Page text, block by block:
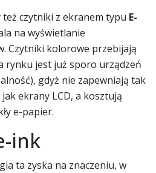
też czytniki z ekranem typu E-
na wyświetlanie
Czytniki kolorowe przebijają
rynku jest już sporo urządzeń
gdyż nie zapewniają tak
ekrany LCD, a kosztują
e-papier.
ink
ta zyska na znaczeniu, w